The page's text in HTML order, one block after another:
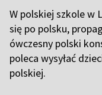
W polskiej szkole w
się po polsku,
ówczesny polski
poleca wysyłać
polskiej.